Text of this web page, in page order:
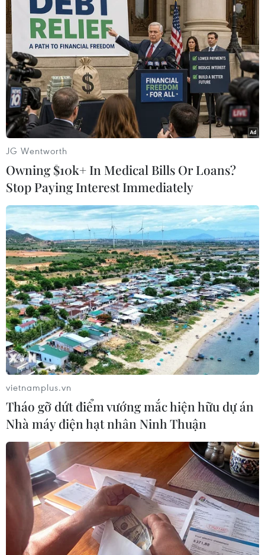
Bão Kalmaegi cách đảo Luzon của
Philippines khoảng 640km
vào hồi 13 giờ ngày 13/9, vị trí tâm bão Kalmaegi ở vào
khoảng 14,6 độ vĩ Bắc; 127,4 độ Kinh Đông, cách đảo
Luzon (Philippines) khoảng 640km về phía Đông Nam.
Khu vực Đông Bắc Bộ bớt oi nóng, Nam Bộ
mưa đến sớm
13/09/2014 01:33
Thời tiết ở các tỉnh Bắc Bộ có cải thiện, sáng sớm trời dịu
mát, đến trưa trời bớt oi nóng trong khi đới gió tây nam
mạnh sẽ mang mưa đến sớm cho Tây Nguyên và Nam
JG Wentworth
Owning $10k+ In Medical Bills Or Loans?
Stop Paying Interest Immediately
vietnamplus.vn
Tháo gỡ dứt điểm vướng mắc hiện hữu dự án
Nhà máy điện hạt nhân Ninh Thuận